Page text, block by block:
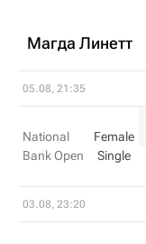
Магда Линетт
05.08, 21:35
National
Bank Open
Female
Single
03.08, 23:20